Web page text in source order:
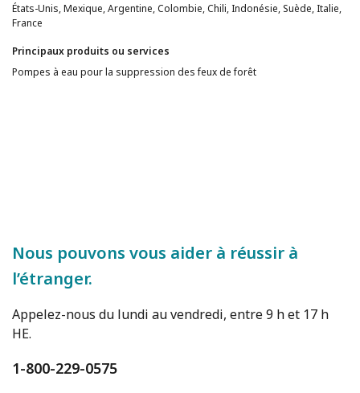
États-Unis, Mexique, Argentine, Colombie, Chili, Indonésie, Suède, Italie,
France
Principaux produits ou services
Pompes à eau pour la suppression des feux de forêt
Nous pouvons vous aider à réussir à
l’étranger.
Appelez-nous du lundi au vendredi, entre 9 h et 17 h
HE.
1-800-229-0575